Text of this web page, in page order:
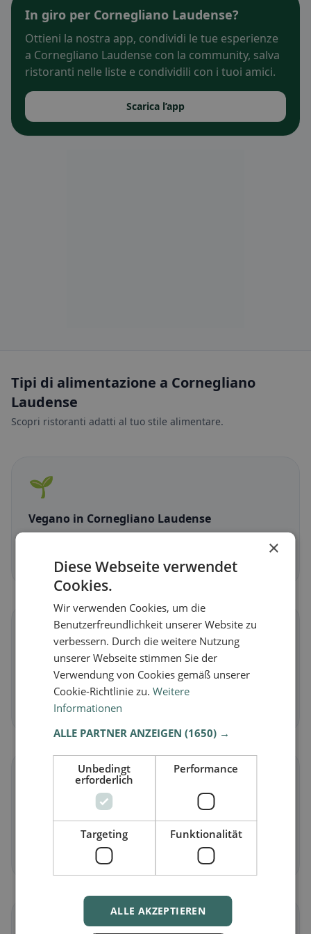
In giro per Cornegliano Laudense?
Ottieni la nostra app, condividi le tue esperienze
a Cornegliano Laudense con la community, salva
ristoranti nelle liste e condividili con i tuoi amici.
Scarica l’app
Tipi di alimentazione a Cornegliano
Laudense
Scopri ristoranti adatti al tuo stile alimentare.
🌱
Vegano in Cornegliano Laudense
Piatti vegetali e cucina vegana
Scopri ora →
🥕
Vegetarianoin Cornegliano Laudense
Piatti senza carne e classici vegetariani
Scopri ora →
Senza glutinein Cornegliano Laudense
Opzioni senza glutine e consigli della community
×
Diese Webseite verwendet
Cookies.
Wir verwenden Cookies, um die
Benutzerfreundlichkeit unserer Website zu
verbessern. Durch die weitere Nutzung
unserer Webseite stimmen Sie der
Verwendung von Cookies gemäß unserer
Cookie-Richtlinie zu.Weitere
Informationen
ALLE PARTNER ANZEIGEN(1650) →
Unbedingt
erforderlich
Performance
Targeting Funktionalität
ALLE AKZEPTIEREN